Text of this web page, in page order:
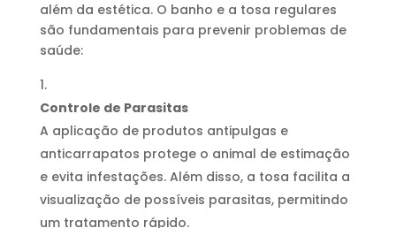
além da estética. O banho e a tosa regulares
são fundamentais para prevenir problemas de
saúde:
Controle de Parasitas
A aplicação de produtos antipulgas e
anticarrapatos protege o animal de estimação
e evita infestações. Além disso, a tosa facilita a
visualização de possíveis parasitas, permitindo
um tratamento rápido.